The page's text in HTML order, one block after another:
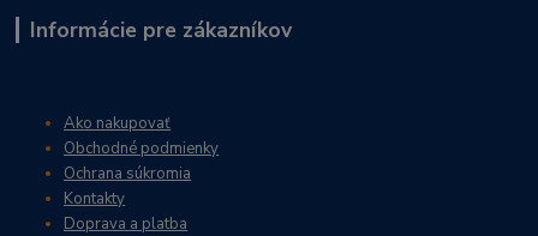
Informácie pre zákazníkov
Ako nakupovať
Obchodné podmienky
Ochrana súkromia
Kontakty
Doprava a platba